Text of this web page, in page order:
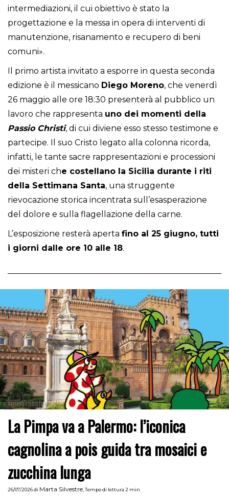
intermediazioni, il cui obiettivo è stato la
progettazione e la messa in opera di interventi di
manutenzione, risanamento e recupero di beni
comuni».
Il primo artista invitato a esporre in questa seconda
edizione è il messicano Diego Moreno, che venerdì
26 maggio alle ore 18:30 presenterà al pubblico un
lavoro che rappresenta uno dei momenti della
Passio Christi, di cui diviene esso stesso testimone e
partecipe. Il suo Cristo legato alla colonna ricorda,
infatti, le tante sacre rappresentazioni e processioni
dei misteri che costellano la Sicilia durante i riti
della Settimana Santa, una struggente
rievocazione storica incentrata sull’esasperazione
del dolore e sulla flagellazione della carne.
L’esposizione resterà aperta fino al 25 giugno, tutti
i giorni dalle ore 10 alle 18.
La Pimpa va a Palermo: l’iconica
cagnolina a pois guida tra mosaici e
zucchina lunga
26/07/2026di Marta Silvestre,Tempo di lettura 2 min